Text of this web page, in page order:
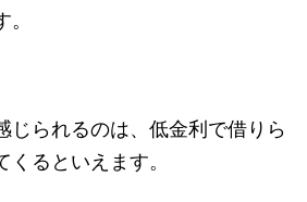
じられるのは、低金利で借りら
るといえます。